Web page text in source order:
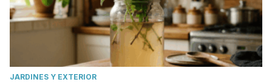
JARDINES Y EXTERIOR